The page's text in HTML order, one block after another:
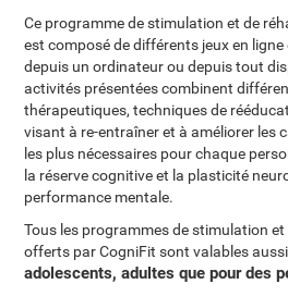
Ce programme de stimulation et de
est composé de différents jeux en
depuis un ordinateur ou depuis tout
activités présentées combinent
thérapeutiques, techniques de
visant à re-entraîner et à améliorer les
les plus nécessaires pour chaque
la réserve cognitive et la plasticité
performance mentale.
Tous les programmes de stimulation
offerts par CogniFit sont valables
adolescents, adultes que pour des